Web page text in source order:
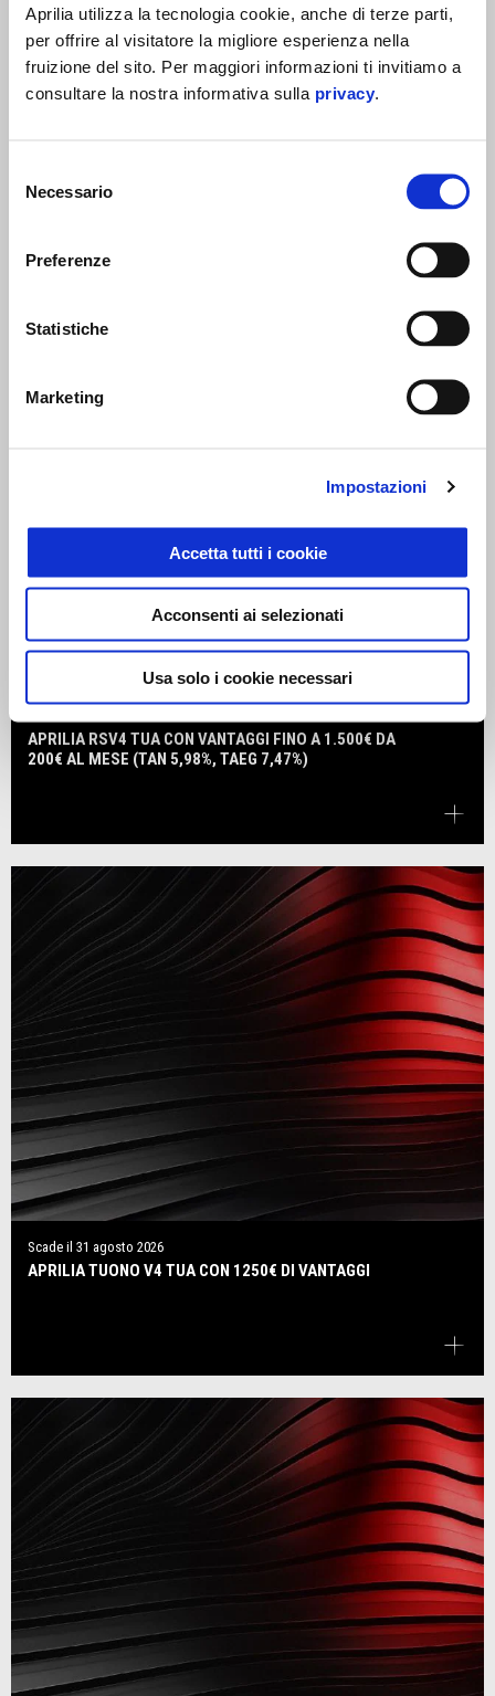
Aprilia utilizza la tecnologia cookie, anche di terze parti,
per offrire al visitatore la migliore esperienza nella
fruizione del sito. Per maggiori informazioni ti invitiamo a
consultare la nostra informativa sulla privacy
delNecessario
Preferenze
Statistiche
Marketing
Impostazioni
Accetta tutti i cookie
Acconsenti ai selezionati
Usa solo i cookie necessari
APRILIA RSV4 TUA CON VANTAGGI FINO A 1.500€ DA
200€ AL MESE (TAN 5,98%, TAEG 7,47%)
Scade il 31 agosto 2026
APRILIA TUONO V4 TUA CON 1250€ DI VANTAGGI